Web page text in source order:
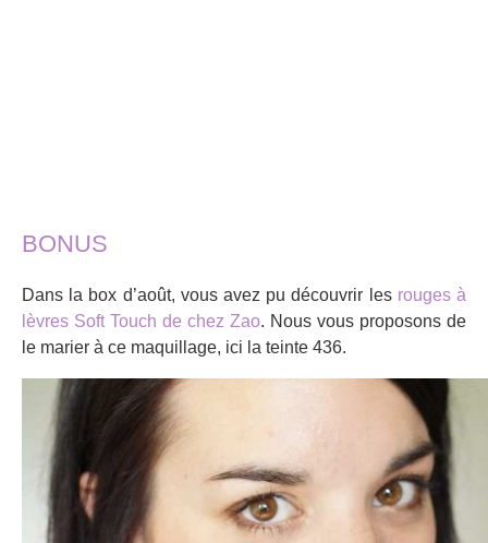
BONUS
Dans la box d’août, vous avez pu découvrir les rouges à
lèvres Soft Touch de chez Zao. Nous vous proposons de
le marier à ce maquillage, ici la teinte 436.